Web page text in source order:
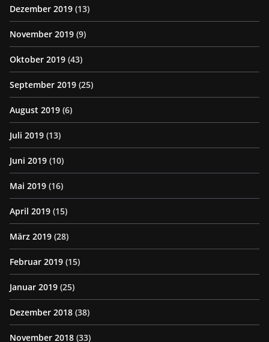
Dezember 2019 (13)
November 2019 (9)
Oktober 2019 (43)
September 2019 (25)
August 2019 (6)
Juli 2019 (13)
Juni 2019 (10)
Mai 2019 (16)
April 2019 (15)
März 2019 (28)
Februar 2019 (15)
Januar 2019 (25)
Dezember 2018 (38)
November 2018 (33)